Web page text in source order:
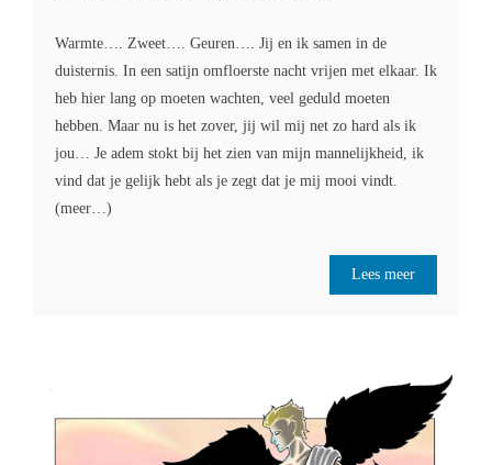
Warmte…. Zweet…. Geuren…. Jij en ik samen in de
duisternis. In een satijn omfloerste nacht vrijen met elkaar. Ik
heb hier lang op moeten wachten, veel geduld moeten
hebben. Maar nu is het zover, jij wil mij net zo hard als ik
jou… Je adem stokt bij het zien van mijn mannelijkheid, ik
vind dat je gelijk hebt als je zegt dat je mij mooi vindt.
(meer…)
Lees meer